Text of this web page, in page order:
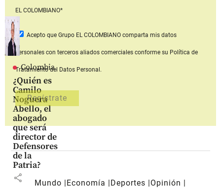
Colombia
¿Quién es
Camilo
Noguera
Abello, el
abogado
que será
director de
Defensores
de la
Patria?
share
EL COLOMBIANO*
Acepto que Grupo EL COLOMBIANOcomparta mis datos
personales con terceros aliados comerciales conforme su Política de
Tratamiento del Datos Personal.
Mundo Economía Deportes
Opinión